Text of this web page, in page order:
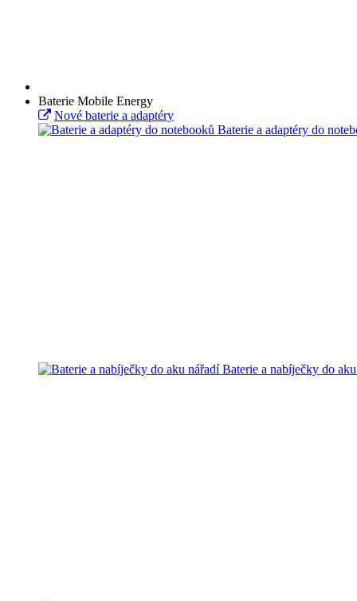
Baterie Mobile Energy
Nové baterie a adaptéry
Baterie a adaptéry do
Baterie a nabíječky do